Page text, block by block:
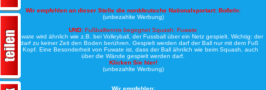
Wir empfehlen an dieser Stelle die norddeutsche Nationalsportart: Boßeln:
(unbezahlte Werbung)
UND: Fußballtennis begegnet Squash: Fuwate
Bei Fuwate wird ähnlich wie z.B. bei Volleyball, der Fussball über ein Netz gespielt. Wichtig: der
Ball darf zu keiner Zeit den Boden berühren. Gespielt werden darf der Ball nur mit dem Fuß
oder Kopf. Eine Besonderheit von Fuwate ist, dass der Ball ähnlich wie beim Squash, auch
über die Wände gespielt werden darf.
Klicken Sie hier!
(unbezahlte Werbung)